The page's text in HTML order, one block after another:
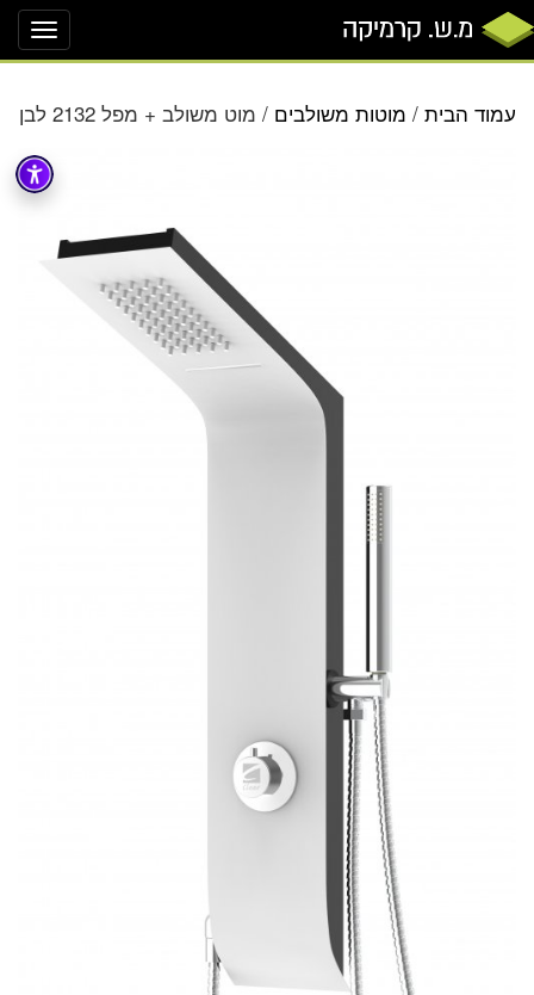
עמוד הבית / מוטות משולבים / מוט משולב + מפל 2132 לבן